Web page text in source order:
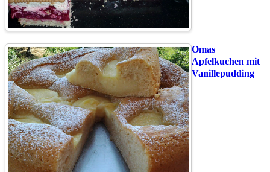
Omas
Apfelkuchen mit
Vanillepudding